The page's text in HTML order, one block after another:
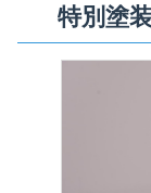
特別塗